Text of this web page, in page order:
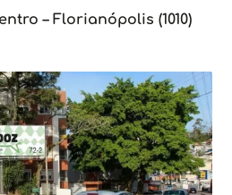
– Florianópolis (1010)